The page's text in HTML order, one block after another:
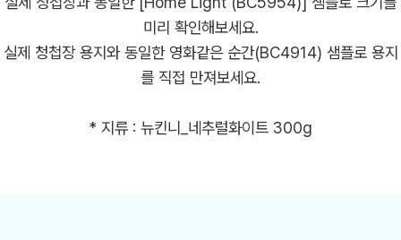
미리 확인해보세요.
실제 청첩장 용지와 동일한 영화같은 순간(BC4914) 샘플로 용지
를 직접 만져보세요.